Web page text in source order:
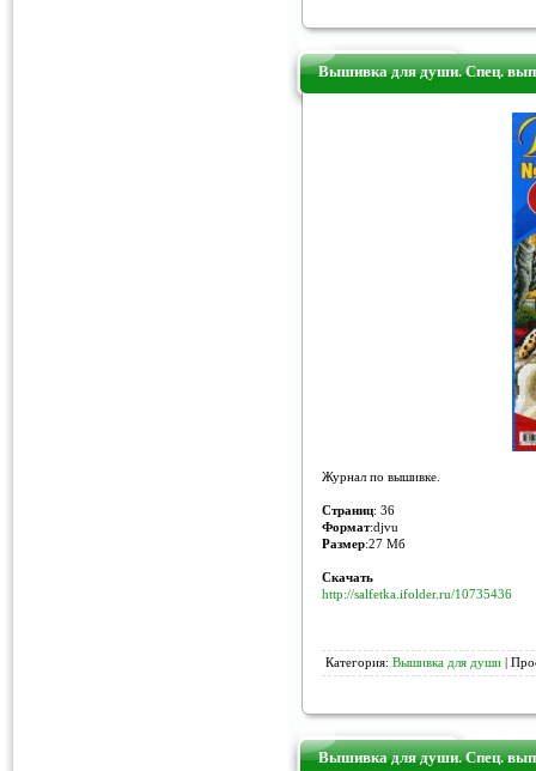
Вышивка для души. Спец.
Журнал по вышивке.
Страниц: 36
Формат:djvu
Размер:27 Мб
Скачать
http://salfetka.ifolder.ru/10735436
Категория: Вышивка для души |
Вышивка для души. Спец.